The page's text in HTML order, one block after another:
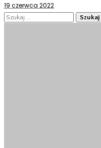
19 czerwca 2022
Szukaj: